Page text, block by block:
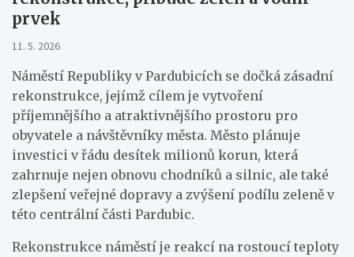
prvek
11. 5. 2026
Náměstí Republiky v Pardubicích se dočká zásadní
rekonstrukce, jejímž cílem je vytvoření
příjemnějšího a atraktivnějšího prostoru pro
obyvatele a návštěvníky města. Město plánuje
investici v řádu desítek milionů korun, která
zahrnuje nejen obnovu chodníků a silnic, ale také
zlepšení veřejné dopravy a zvýšení podílu zeleně v
této centrální části Pardubic.
Rekonstrukce náměstí je reakcí na rostoucí teploty